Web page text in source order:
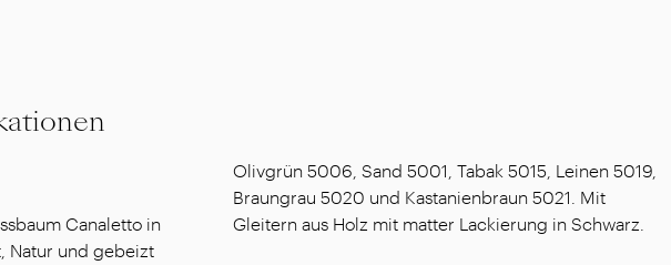
Canaletto in
Natur und gebeizt
Olivgrün 5006, Sand 5001, Tabak 5015, Leinen 5019,
Braungrau 5020 und Kastanienbraun 5021. Mit
Gleitern aus Holz mit matter Lackierung in Schwarz.